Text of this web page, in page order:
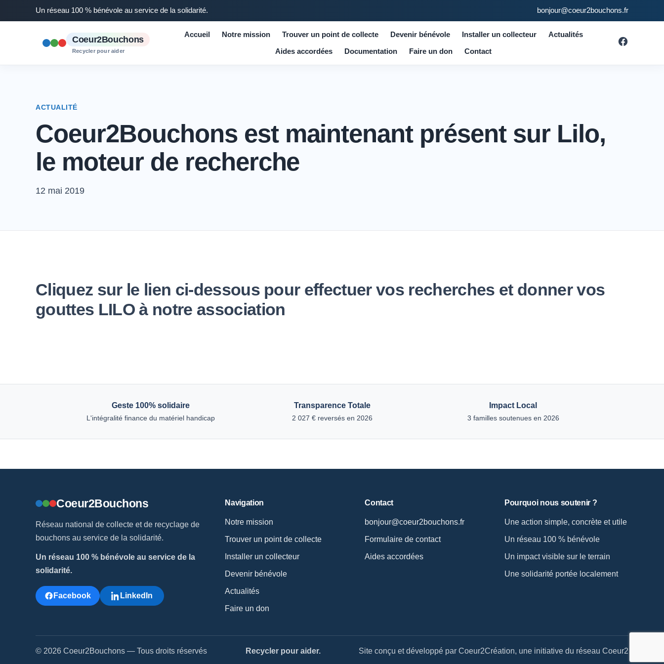
Un réseau 100 % bénévole au service de la solidarité. bonjour@coeur2bouchons.fr
Coeur2Bouchons
Recycler pour aider
Accueil Notre mission Trouver un point de collecte Devenir bénévole Installer un collecteur
Actualités
Aides accordées
Documentation Faire un don Contact
ACTUALITÉ
Coeur2Bouchons est maintenant présent sur Lilo,
le moteur de recherche
12 mai 2019
Cliquez sur le lien ci-dessous pour effectuer vos recherches et donner vos
gouttes LILO à notre association
Geste 100% solidaire
L'intégralité finance du matériel handicap
Transparence Totale
2 027 € reversés en 2026
Impact Local
3 familles soutenues en 2026
Coeur2Bouchons
Réseau national de collecte et de recyclage de
bouchons au service de la solidarité.
Un réseau 100 % bénévole au service de la
solidarité.
Facebook LinkedIn
Navigation
Notre mission
Trouver un point de collecte
Installer un collecteur
Devenir bénévole
Actualités
Faire un don
Contact
bonjour@coeur2bouchons.fr
Formulaire de contact
Aides accordées
Pourquoi nous soutenir ?
Une action simple, concrète et utile
Un réseau 100 % bénévole
Un impact visible sur le terrain
Une solidarité portée localement
© 2026 Coeur2Bouchons — Tous droits réservés Recycler pour aider. Site conçu et développé par Coeur2Création, une initiative du réseau Coeur2